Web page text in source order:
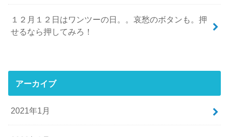
１２月１２日はワンツーの日。。哀愁のボタンも。押
せるなら押してみろ！
アーカイブ
2021年1月